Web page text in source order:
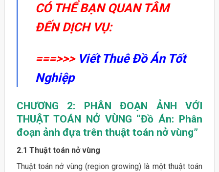
CÓ THỂ BẠN QUAN TÂM
ĐẾN DỊCH VỤ:
===>>> Viết Thuê Đồ Án Tốt
Nghiệp
CHƯƠNG 2: PHÂN ĐOẠN ẢNH VỚI
THUẬT TOÁN NỞ VÙNG “Đồ Án: Phân
đoạn ảnh đựa trên thuật toán nở vùng”
2.1 Thuật toán nở vùng
Thuật toán nở vùng (region growing) là một thuật toán